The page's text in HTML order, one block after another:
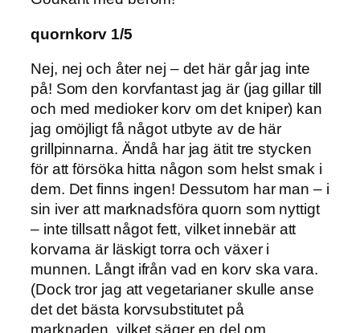
quornkorv 1/5
Nej, nej och åter nej – det här går jag inte
på! Som den korvfantast jag är (jag gillar till
och med medioker korv om det kniper) kan
jag omöjligt få något utbyte av de här
grillpinnarna. Ändå har jag ätit tre stycken
för att försöka hitta någon som helst smak i
dem. Det finns ingen! Dessutom har man – i
sin iver att marknadsföra quorn som nyttigt
– inte tillsatt något fett, vilket innebär att
korvarna är läskigt torra och växer i
munnen. Långt ifrån vad en korv ska vara.
(Dock tror jag att vegetarianer skulle anse
det det bästa korvsubstitutet på